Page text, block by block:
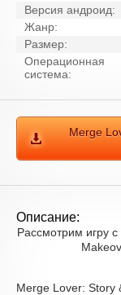
Версия андроид:
Жанр:
Размер:
Операционная
система:
Merge
Описание:
Рассмотрим игру
Merge Lover: Story